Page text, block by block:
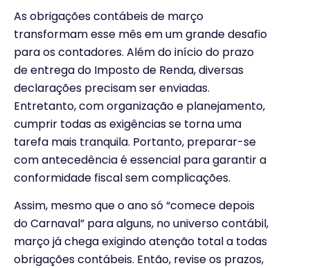
As obrigações contábeis de março
transformam esse mês em um grande desafio
para os contadores. Além do início do prazo
de entrega do Imposto de Renda, diversas
declarações precisam ser enviadas.
Entretanto, com organização e planejamento,
cumprir todas as exigências se torna uma
tarefa mais tranquila. Portanto, preparar-se
com antecedência é essencial para garantir a
conformidade fiscal sem complicações.
Assim, mesmo que o ano só “comece depois
do Carnaval” para alguns, no universo contábil,
março já chega exigindo atenção total a todas
obrigações contábeis. Então, revise os prazos,